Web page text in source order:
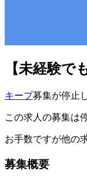
【未経験
キープ募集が停止
この求人の募集は
お手数ですが他の
募集概要